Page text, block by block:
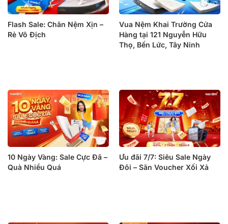
Flash Sale: Chăn Nệm Xịn –
Rẻ Vô Địch
Vua Nệm Khai Trường Cửa
Hàng tại 121 Nguyễn Hữu
Thọ, Bến Lức, Tây Ninh
10 Ngày Vàng: Sale Cực Đã –
Quà Nhiều Quá
Ưu đãi 7/7: Siêu Sale Ngày
Đôi – Săn Voucher Xối Xả